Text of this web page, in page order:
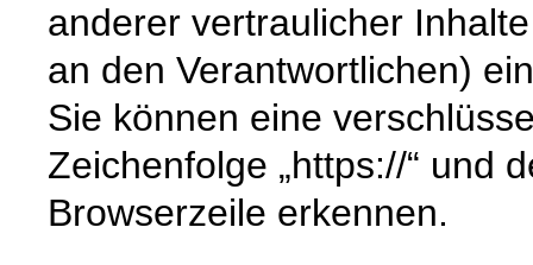
anderer vertraulicher
an den Verantwortlichen)
Sie können eine
Zeichenfolge „https://“ und
Browserzeile erkennen.